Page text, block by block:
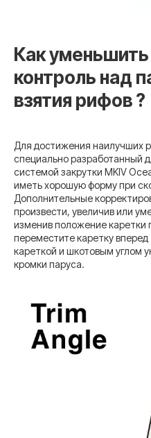
Как уменьшить
контроль над
взятия рифов ?
Для достижения наилучших
специально разработанный
системой закрутки MKIV
иметь хорошую форму при
Дополнительные
произвести, увеличив или
изменив положение каретки
переместите каретку
кареткой и шкотовым углом
кромки паруса.